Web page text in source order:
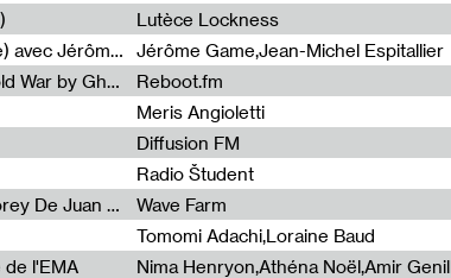
Lutèce Lockness
Light turbulences #1 : ON TIME (live voix-batterie) avec Jérôme Game & Jean-Michel Espitallier Jérôme Game,Jean-Michel Espitallier
Radia Show #1094 Chronicles from the Arab Cold War by Ghazi Barakat Reboot.fm
Meris Angioletti
Diffusion FM
Radio Študent
Radia Show #1090 : Radia Wave Farm WGXC Corey De Juan Sherrard Jr Startalk Wave Farm
Tomomi Adachi,Loraine Baud
de l'EMA